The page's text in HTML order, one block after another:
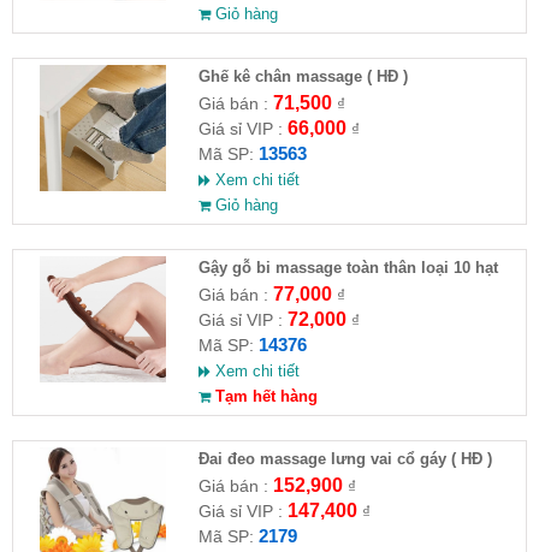
Giỏ hàng
Ghế kê chân massage ( HĐ )
Giá bán : 71,500₫
Giá sỉ VIP : 66,000₫
Mã SP: 13563
Xem chi tiết
Giỏ hàng
Gậy gỗ bi massage toàn thân loại 10 hạt
Giá bán : 77,000₫
Giá sỉ VIP : 72,000₫
Mã SP: 14376
Xem chi tiết
Tạm hết hàng
Đai đeo massage lưng vai cổ gáy ( HĐ )
Giá bán : 152,900₫
Giá sỉ VIP : 147,400₫
Mã SP: 2179